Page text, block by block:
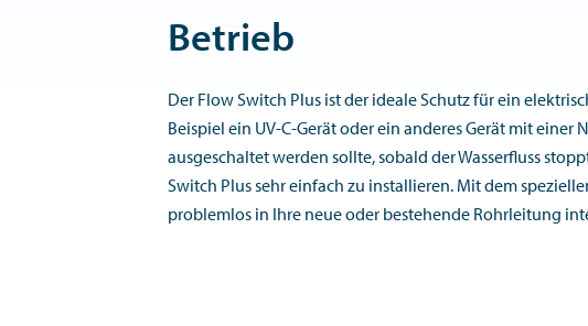
Betrieb
Der Flow Switch Plus ist der ideale Schutz für ein
Beispiel ein UV-C-Gerät oder ein anderes Gerät mit einer
ausgeschaltet werden sollte, sobald der Wasserfluss
Switch Plus sehr einfach zu installieren. Mit dem
problemlos in Ihre neue oder bestehende Rohrleitung